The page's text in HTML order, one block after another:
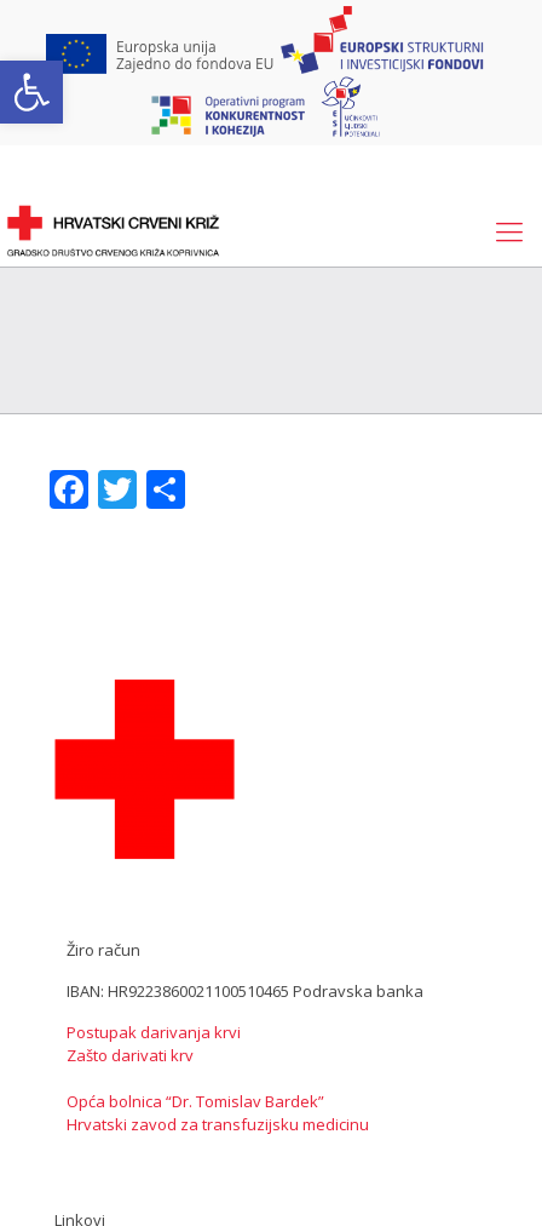
Open toolbar
Facebook
Twitter
Share
Žiro račun
IBAN: HR9223860021100510465 Podravska banka
Postupak darivanja krvi
Zašto darivati krv
Opća bolnica “Dr. Tomislav Bardek”
Hrvatski zavod za transfuzijsku medicinu
Linkovi